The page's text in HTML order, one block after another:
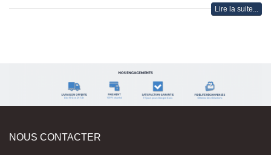
Lire la suite...
NOUS CONTACTER